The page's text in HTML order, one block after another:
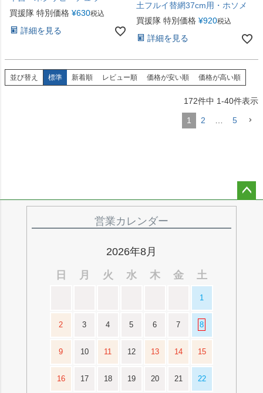
買援隊 特別価格 ¥630税込
詳細を見る
土フルイ替網37cm用・ホソメ
買援隊 特別価格 ¥920税込
詳細を見る
並び替え 標準 新着順 レビュー順 価格が安い順 価格が高い順
172件中 1-40件表示
1 2 5
営業カレンダー
2026年8月
日
月 火 水 木 金 土
1
2 3 4 5 6 7 8
9 10 11 12 13 14 15
16 17 18 19 20 21 22